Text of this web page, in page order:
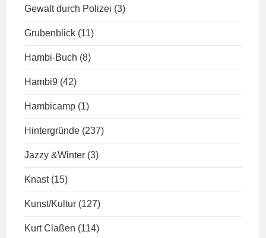
Gewalt durch Polizei (3)
Grubenblick (11)
Hambi-Buch (8)
Hambi9 (42)
Hambicamp (1)
Hintergründe (237)
Jazzy &Winter (3)
Knast (15)
Kunst/Kultur (127)
Kurt Claßen (114)